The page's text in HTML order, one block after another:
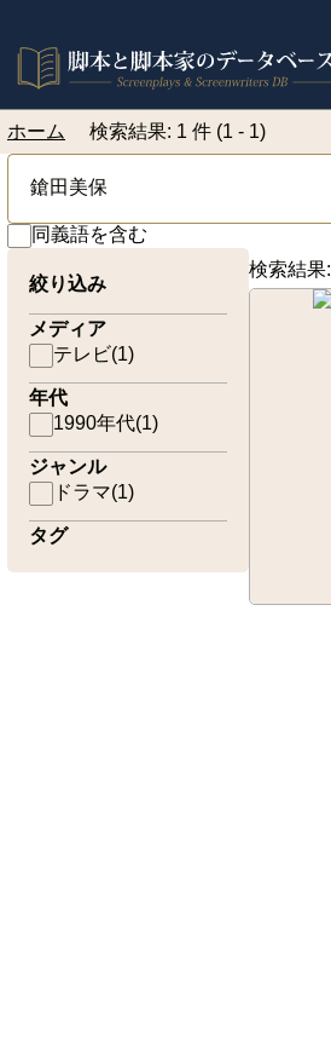
ホーム 検索結果: 1 件 (1 - 1)
同義語を含む
絞り込み
メディア
テレビ(1)
年代
1990年代(1)
ジャンル
ドラマ(1)
タグ
検索結果: